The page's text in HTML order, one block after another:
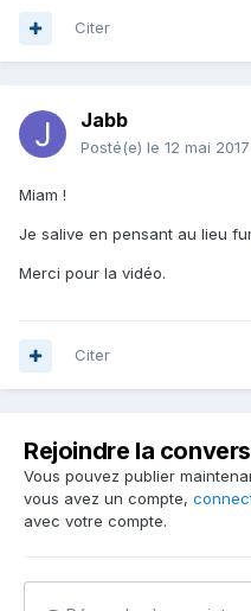
Citer
Jabb
Posté(e) le 12 mai 2017
Miam !
Je salive en pensant au lieu
Merci pour la vidéo.
Citer
Rejoindre la
Vous pouvez publier
vous avez un compte,
avec votre compte.